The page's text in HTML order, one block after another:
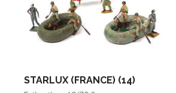
STARLUX (FRANCE) (14)